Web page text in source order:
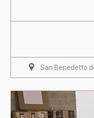
San Benedetto